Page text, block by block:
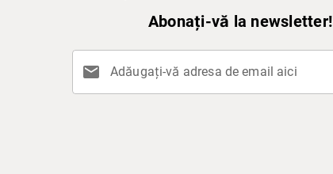
Abonați-vă la newsletter!
mail Adăugați-vă adresa de email aici